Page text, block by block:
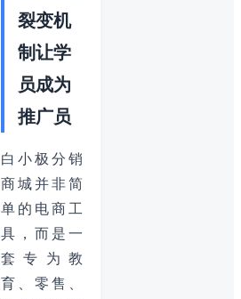
裂变机
制让学
员成为
推广员
白小极分销
商城并非简
单的电商工
具，而是一
套专为教
育、零售、